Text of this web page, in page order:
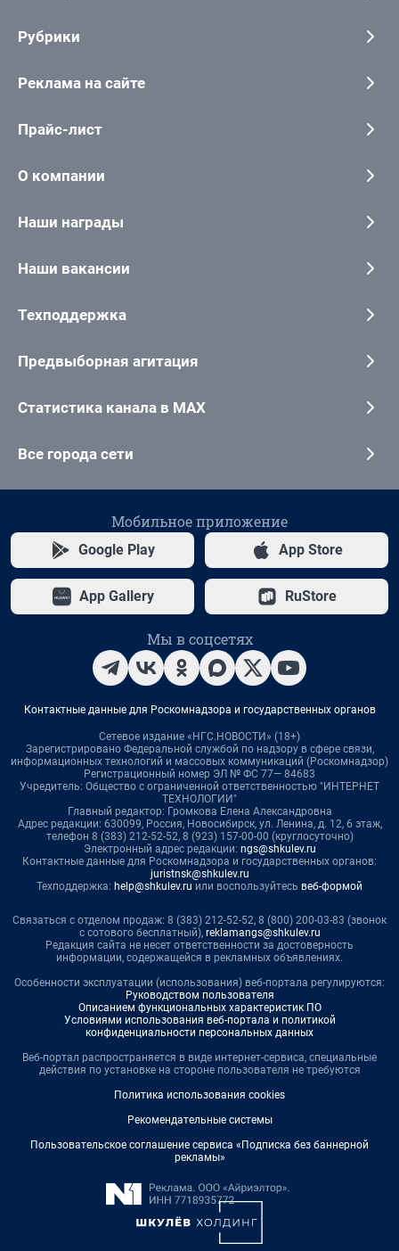
Рубрики
Реклама на сайте
Прайс-лист
О компании
Наши награды
Наши вакансии
Техподдержка
Предвыборная агитация
Статистика канала в MAX
Все города сети
Мобильное приложение
Google Play App Store
App Gallery RuStore
Мы в соцсетях
Контактные данные для Роскомнадзора и государственных органов
Сетевое издание «НГС.НОВОСТИ» (18+)
Зарегистрировано Федеральной службой по надзору в сфере связи,
информационных технологий и массовых коммуникаций (Роскомнадзор)
Регистрационный номер ЭЛ № ФС 77— 84683
Учредитель: Общество с ограниченной ответственностью "ИНТЕРНЕТ
ТЕХНОЛОГИИ"
Главный редактор: Громкова Елена Александровна
Адрес редакции: 630099, Россия, Новосибирск, ул. Ленина, д. 12, 6 этаж,
телефон 8 (383) 212-52-52, 8 (923) 157-00-00 (круглосуточно)
Электронный адрес редакции: ngs@shkulev.ru
Контактные данные для Роскомнадзора и государственных органов:
juristnsk@shkulev.ru
Техподдержка: help@shkulev.ru или воспользуйтесь веб-формой
Связаться с отделом продаж: 8 (383) 212-52-52, 8 (800) 200-03-83 (звонок
с сотового бесплатный), reklamangs@shkulev.ru
Редакция сайта не несет ответственности за достоверность
информации, содержащейся в рекламных объявлениях.
Особенности эксплуатации (использования) веб-портала регулируются:
Руководством пользователя
Описанием функциональных характеристик ПО
Условиями использования веб-портала и политикой
конфиденциальности персональных данных
Веб-портал распространяется в виде интернет-сервиса, специальные
действия по установке на стороне пользователя не требуются
Политика использования cookies
Рекомендательные системы
Пользовательское соглашение сервиса «Подписка без баннерной
рекламы»